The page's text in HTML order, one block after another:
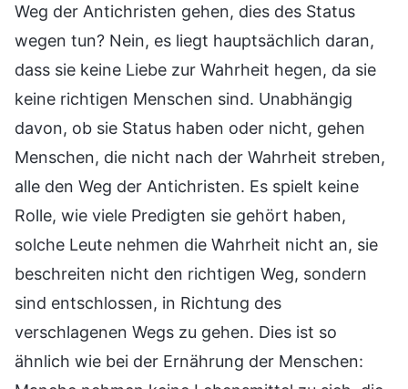
Weg der Antichristen gehen, dies des Status
wegen tun? Nein, es liegt hauptsächlich daran,
dass sie keine Liebe zur Wahrheit hegen, da sie
keine richtigen Menschen sind. Unabhängig
davon, ob sie Status haben oder nicht, gehen
Menschen, die nicht nach der Wahrheit streben,
alle den Weg der Antichristen. Es spielt keine
Rolle, wie viele Predigten sie gehört haben,
solche Leute nehmen die Wahrheit nicht an, sie
beschreiten nicht den richtigen Weg, sondern
sind entschlossen, in Richtung des
verschlagenen Wegs zu gehen. Dies ist so
ähnlich wie bei der Ernährung der Menschen: